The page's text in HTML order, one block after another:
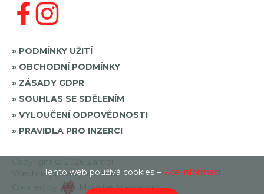
PODMÍNKY UŽITÍ
OBCHODNÍ PODMÍNKY
ZÁSADY GDPR
SOUHLAS SE SDĚLENÍM
VYLOUČENÍ ODPOVĚDNOSTI
PRAVIDLA PRO INZERCI
Všechna práva vyhrazena.
Monster Media, s.r.o.
Tento web používá cookies – více informací